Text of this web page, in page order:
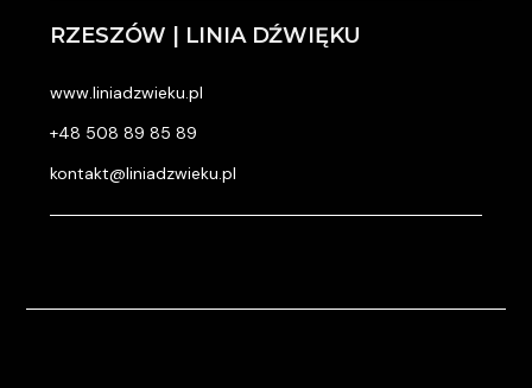
RZESZÓW | LINIA DŹWIĘKU
www.liniadzwieku.pl
+48 508 89 85 89
kontakt@liniadzwieku.pl